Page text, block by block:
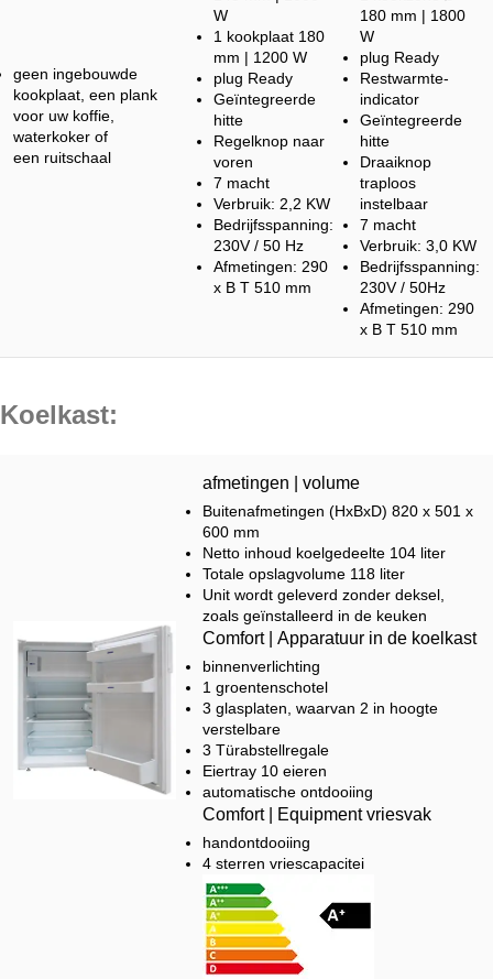
geen ingebouwde
kookplaat, een plank
voor uw koffie,
waterkoker of
een ruitschaal
W
1 kookplaat 180
mm | 1200 W
plug Ready
Geïntegreerde
hitte
Regelknop naar
voren
7 macht
Verbruik: 2,2 KW
Bedrijfsspanning:
230V / 50 Hz
Afmetingen: 290
x B T 510 mm
180 mm | 1800
W
plug Ready
Restwarmte-
indicator
Geïntegreerde
hitte
Draaiknop
traploos
instelbaar
7 macht
Verbruik: 3,0 KW
Bedrijfsspanning:
230V / 50Hz
Afmetingen: 290
x B T 510 mm
Koelkast:
afmetingen | volume
Buitenafmetingen (HxBxD) 820 x 501 x
600 mm
Netto inhoud koelgedeelte 104 liter
Totale opslagvolume 118 liter
Unit wordt geleverd zonder deksel,
zoals geïnstalleerd in de keuken
Comfort | Apparatuur in de koelkast
binnenverlichting
1 groentenschotel
3 glasplaten, waarvan 2 in hoogte
verstelbare
3 Türabstellregale
Eiertray 10 eieren
automatische ontdooiing
Comfort | Equipment vriesvak
handontdooiing
4 sterren vriescapacitei